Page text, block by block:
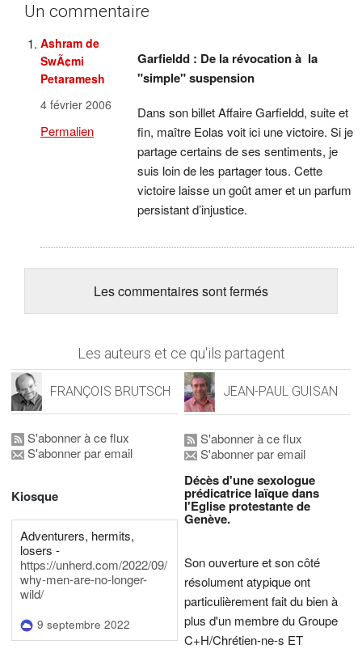
Un commentaire
Ashram de
SwÃ¢mi
Petaramesh
4 février 2006
Permalien
Garfieldd : De la révocation à la
"simple" suspension
Dans son billet Affaire Garfieldd, suite et
fin, maître Eolas voit ici une victoire. Si je
partage certains de ses sentiments, je
suis loin de les partager tous. Cette
victoire laisse un goût amer et un parfum
persistant d’injustice.
Les commentaires sont fermés
Les auteurs et ce qu'ils partagent
FRANÇOIS BRUTSCH
S'abonner à ce flux
S'abonner par email
Kiosque
Adventurers, hermits,
losers -
https://unherd.com/2022/09/
why-men-are-no-longer-
wild/
9 septembre 2022
JEAN-PAUL GUISAN
S'abonner à ce flux
S'abonner par email
Décès d'une sexologue
prédicatrice laïque dans
l'Eglise protestante de
Genève.
Son ouverture et son côté
résolument atypique ont
particulièrement fait du bien à
plus d'un membre du Groupe
C+H/Chrétien-ne-s ET